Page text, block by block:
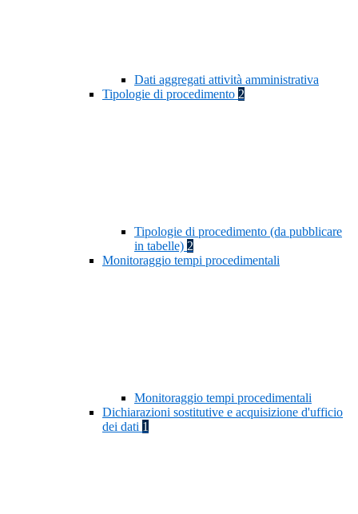
Dati aggregati attività amministrativa
Tipologie di procedimento 2
Tipologie di procedimento (da pubblicare
in tabelle) 2
Monitoraggio tempi procedimentali
Monitoraggio tempi procedimentali
Dichiarazioni sostitutive e acquisizione d'ufficio
dei dati 1